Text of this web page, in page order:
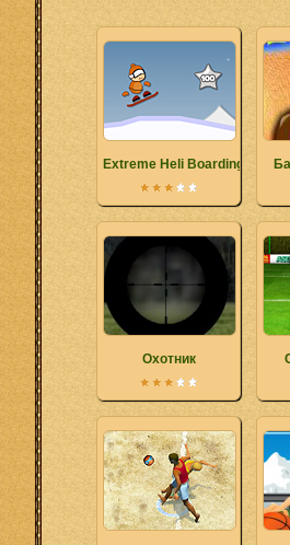
Extreme Heli Boarding
Охотник